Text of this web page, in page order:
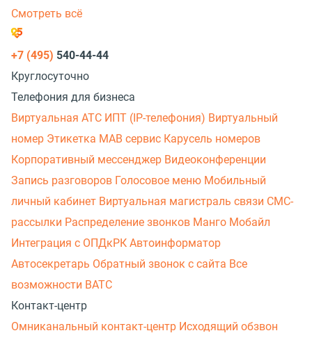
Смотреть всё
+7 (495) 540-44-44
Круглосуточно
Телефония для бизнеса
Виртуальная АТС ИПТ (IP-телефония) Виртуальный
номер Этикетка МАВ сервис Карусель номеров
Корпоративный мессенджер Видеоконференции
Запись разговоров Голосовое меню Мобильный
личный кабинет Виртуальная магистраль связи СМС-
рассылки Распределение звонков Манго Мобайл
Интеграция с ОПДкРК Автоинформатор
Автосекретарь Обратный звонок с сайта Все
возможности ВАТС
Контакт-центр
Омниканальный контакт-центр Исходящий обзвон